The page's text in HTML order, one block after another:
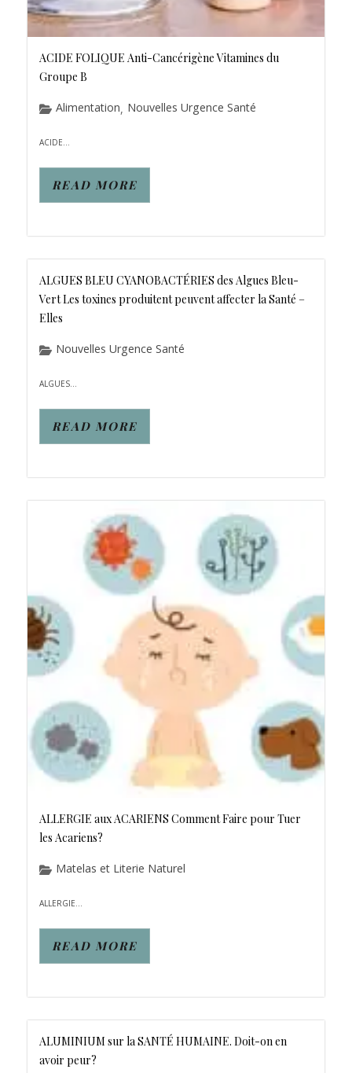
ACIDE FOLIQUE Anti-Cancérigène Vitamines du
Groupe B
Alimentation, Nouvelles Urgence Santé
ACIDE...
READ MORE
ALGUES BLEU CYANOBACTÉRIES des Algues Bleu-
Vert Les toxines produitent peuvent affecter la Santé –
Elles
Nouvelles Urgence Santé
ALGUES...
READ MORE
ALLERGIE aux ACARIENS Comment Faire pour Tuer
les Acariens?
Matelas et Literie Naturel
ALLERGIE...
READ MORE
ALUMINIUM sur la SANTÉ HUMAINE. Doit-on en
avoir peur?